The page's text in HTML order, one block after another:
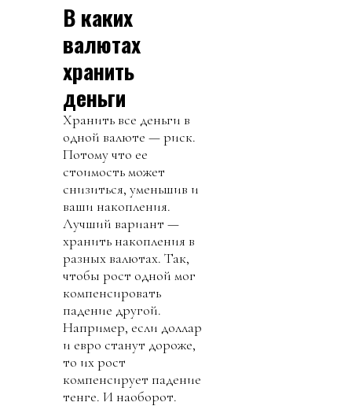
В каких
валютах
хранить
деньги
Хранить все деньги в
одной валюте — риск.
Потому что ее
стоимость может
снизиться, уменьшив и
ваши накопления.
Лучший вариант —
хранить накопления в
разных валютах. Так,
чтобы рост одной мог
компенсировать
падение другой.
Например, если доллар
и евро станут дороже,
то их рост
компенсирует падение
тенге. И наоборот.